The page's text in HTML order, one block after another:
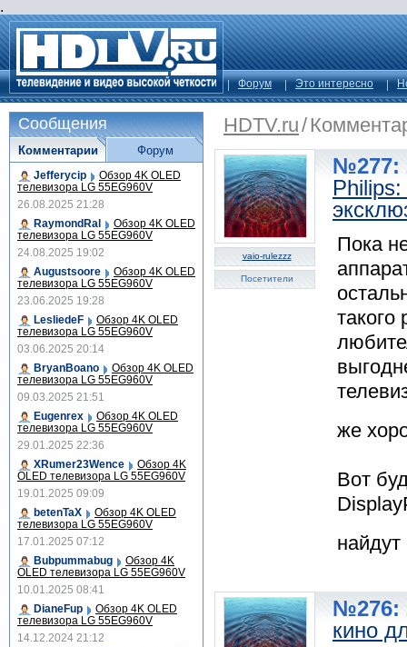
.
Форум Это интересно
HDTV.ru/
vaio-rulezzz
Посетители
№277:
Пока
такого
же
Вот
№276:
кино
Сообщения
Комментарии
Jefferycip Обзор 4K OLED
телевизора LG 55EG960V
26.08.2025 21:28
RaymondRal
Обзор 4K OLED
телевизора LG 55EG960V
24.08.2025 19:02
Augustsoore
Обзор 4K OLED
телевизора LG 55EG960V
23.06.2025 19:28
LesliedeF
Обзор 4K OLED
телевизора LG 55EG960V
03.06.2025 20:14
BryanBoano
Обзор 4K OLED
телевизора LG 55EG960V
09.03.2025 21:51
Eugenrex
Обзор 4K OLED
телевизора LG 55EG960V
29.01.2025 22:36
XRumer23Wence
Обзор 4K
OLED телевизора LG 55EG960V
19.01.2025 09:09
betenTaX
Обзор 4K OLED
телевизора LG 55EG960V
17.01.2025 07:12
Bubpummabug
Обзор 4K
OLED телевизора LG 55EG960V
10.01.2025 08:41
DianeFup
Обзор 4K OLED
телевизора LG 55EG960V
14.12.2024 21:12
Форум